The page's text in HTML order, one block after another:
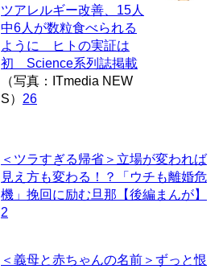
ツアレルギー改善、15人
中6人が数粒食べられる
ように ヒトの実証は
初 Science系列誌掲載
（写真：ITmedia NEW
S） 26
＜ツラすぎる帰省＞立場が変われば
見え方も変わる！？「ウチも離婚危
機」挽回に励む旦那【後編まんが】
2
＜義母と赤ちゃんの名前＞ずっと恨